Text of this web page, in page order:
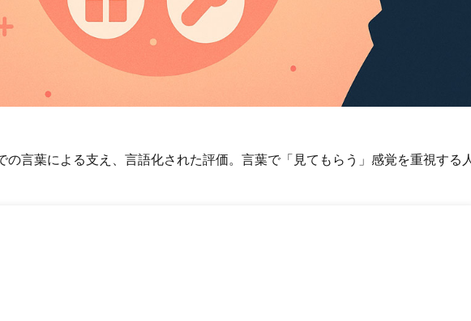
の言葉による支え、言語化された評価。言葉で「見てもらう」感覚を重視する